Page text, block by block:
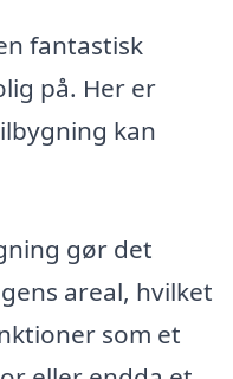
fantastisk
på. Her er
kan
gør det
areal, hvilket
som et